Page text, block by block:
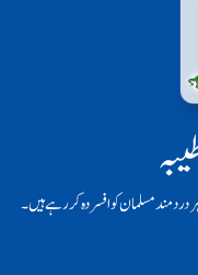
دردمند مسلمان کو افسردہ کر رہے ہیں۔